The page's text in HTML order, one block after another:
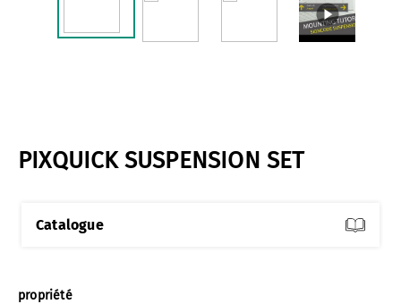
PIXQUICK SUSPENSION SET
Catalogue
Sélectionnez
propriété